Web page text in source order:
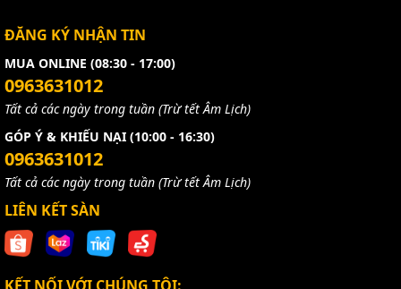
ĐĂNG KÝ NHẬN TIN
MUA ONLINE (08:30 - 17:00)
0963631012
Tất cả các ngày trong tuần (Trừ tết Âm Lịch)
GÓP Ý & KHIẾU NẠI (10:00 - 16:30)
0963631012
Tất cả các ngày trong tuần (Trừ tết Âm Lịch)
LIÊN KẾT SÀN